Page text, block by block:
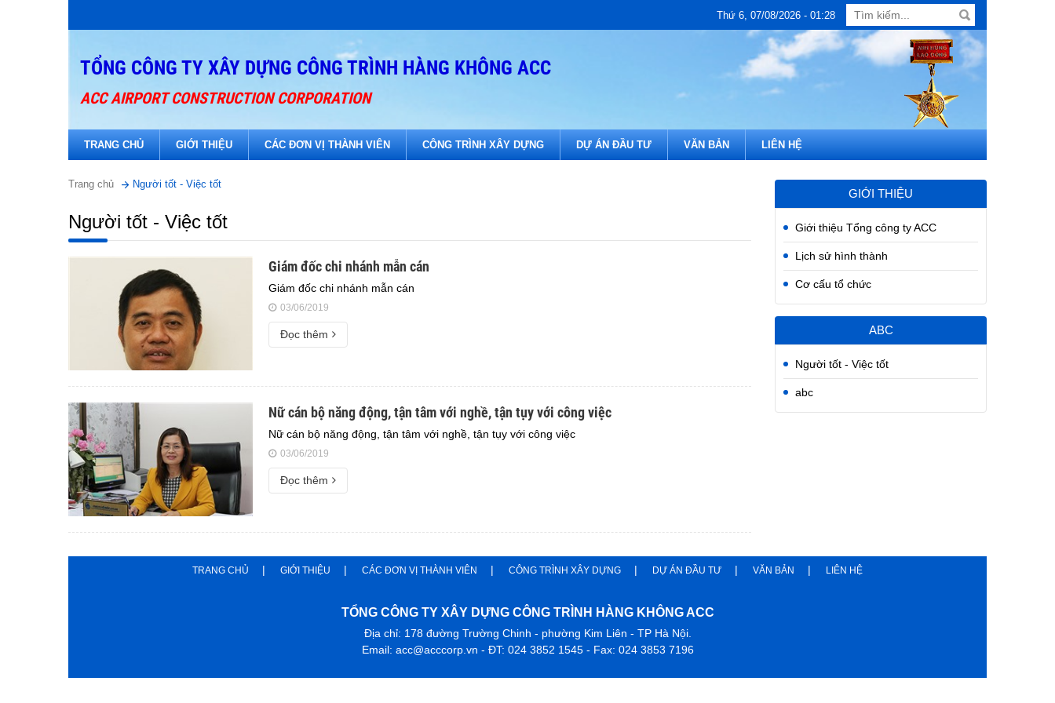
Thứ 6, 07/08/2026 - 01:28
TỔNG CÔNG TY XÂY DỰNG CÔNG TRÌNH HÀNG KHÔNG ACC
ACC AIRPORT CONSTRUCTION CORPORATION
TRANG CHỦ GIỚI THIỆU CÁC ĐƠN VỊ THÀNH VIÊN CÔNG TRÌNH XÂY DỰNG DỰ ÁN ĐẦU TƯ VĂN BẢN LIÊN HỆ
Trang chủ Người tốt - Việc tốt
Người tốt - Việc tốt
Giám đốc chi nhánh mẫn cán
Giám đốc chi nhánh mẫn cán
03/06/2019
Đọc thêm
Nữ cán bộ năng động, tận tâm với nghề, tận tụy với công việc
Nữ cán bộ năng động, tận tâm với nghề, tận tụy với công việc
03/06/2019
Đọc thêm
GIỚI THIỆU
Giới thiệu Tổng công ty ACC
Lịch sử hình thành
Cơ cấu tổ chức
ABC
Người tốt - Việc tốt
abc
TRANG CHỦ GIỚI THIỆU CÁC ĐƠN VỊ THÀNH VIÊN CÔNG TRÌNH XÂY DỰNG DỰ ÁN ĐẦU TƯ VĂN BẢN LIÊN HỆ
TỔNG CÔNG TY XÂY DỰNG CÔNG TRÌNH HÀNG KHÔNG ACC
Địa chỉ: 178 đường Trường Chinh - phường Kim Liên - TP Hà Nội.
Email: acc@acccorp.vn - ĐT: 024 3852 1545 - Fax: 024 3853 7196